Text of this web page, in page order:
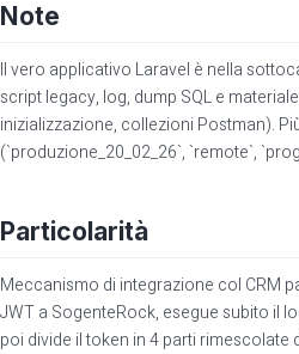
Note
Il vero applicativo Laravel è nella
script legacy, log, dump SQL e
inizializzazione, collezioni Postman).
(`produzione_20_02_26`, `remote`,
Particolarità
Meccanismo di integrazione col CRM
JWT a SogenteRock, esegue subito il
poi divide il token in 4 parti rimescolate